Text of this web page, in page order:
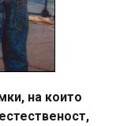
на които